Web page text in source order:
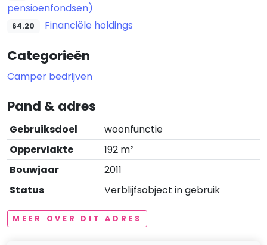
pensioenfondsen)
64.20 Financiële holdings
Categorieën
Camper bedrijven
Pand & adres
Gebruiksdoel
woonfunctie
Oppervlakte
192 m²
Bouwjaar
2011
Status
Verblijfsobject in gebruik
MEER OVER DIT ADRES